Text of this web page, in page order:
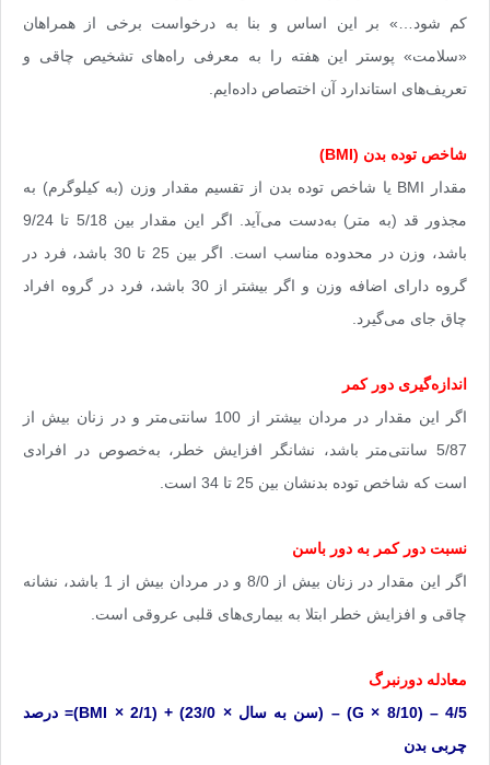
کم شود…» بر این اساس و بنا به درخواست برخی از همراهان
«سلامت» پوستر این هفته را به معرفی راه‌های تشخیص چاقی و
تعریف‌های استاندارد آن اختصاص داده‌ایم.
شاخص توده بدن (BMI
)
مقدار BMI یا شاخص توده بدن از تقسیم مقدار وزن (به کیلوگرم) به
مجذور قد (به متر) به‌دست می‌آید. اگر این مقدار بین 5/18 تا 9/24
باشد، وزن در محدوده مناسب است. اگر بین 25 تا 30 باشد، فرد در
گروه دارای اضافه وزن و اگر بیشتر از 30 باشد، فرد در گروه افراد
چاق جای می‌گیرد.
اندازه‌گیری دور کمر
اگر این مقدار در مردان بیشتر از 100 سانتی‌متر و در زنان بیش از
5/87 سانتی‌متر باشد، نشانگر افزایش خطر، به‌خصوص در افرادی
است که شاخص توده بدنشان بین 25 تا 34 است.
نسبت دور کمر به دور باسن
اگر این مقدار در زنان بیش از 8/0 و در مردان بیش از 1 باشد، نشانه
چاقی و افزایش خطر ابتلا به بیماری‌های قلبی عروقی است.
معادله دورنبرگ
4/5 – (
G × 8/10) – (سن به سال × 23/0) + ( BMI × 2/1)= درصد
چربی بدن